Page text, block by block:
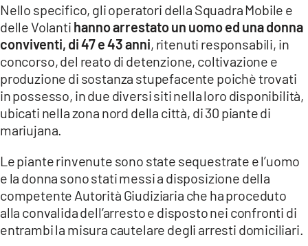
LACITYMAG.IT
ILREGGINO.IT
COSENZACHANNEL.IT
ILVIBONESE.IT
LACAPITALENEWS.IT
App
ANDROID
Nello specifico, gli operatori della Squadra Mobile e
delle Volanti hanno arrestato un uomo ed una donna
conviventi, di 47 e 43 anni, ritenuti responsabili, in
concorso, del reato di detenzione, coltivazione e
produzione di sostanza stupefacente poichè trovati
in possesso, in due diversi siti nella loro disponibilità,
ubicati nella zona nord della città, di 30 piante di
mariujana.
Le piante rinvenute sono state sequestrate e l’uomo
e la donna sono stati messi a disposizione della
competente Autorità Giudiziaria che ha proceduto
alla convalida dell’arresto e disposto nei confronti di
entrambi la misura cautelare degli arresti domiciliari.